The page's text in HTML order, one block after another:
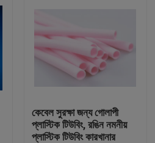
কেবেল সুরক্ষা জন্য গোলাপী
প্লাস্টিক টিউবিং, রঙিন নমনীয়
প্লাস্টিক টিউবিং কারখানার